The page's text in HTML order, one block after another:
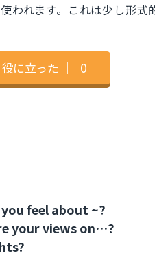
われます。これは少し形式
役に立った ｜ 0
feel about ~?
your views on…?